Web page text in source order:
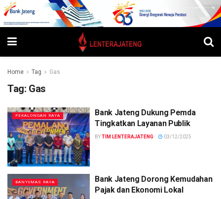
Home Tag Gas
Tag: Gas
PEKALONGAN RAYA
Bank Jateng Dukung Pemda
Tingkatkan Layanan Publik
BYTIM LENTERAJATENG 03/12/2025
BANYUMAS RAYA
Bank Jateng Dorong Kemudahan
Pajak dan Ekonomi Lokal